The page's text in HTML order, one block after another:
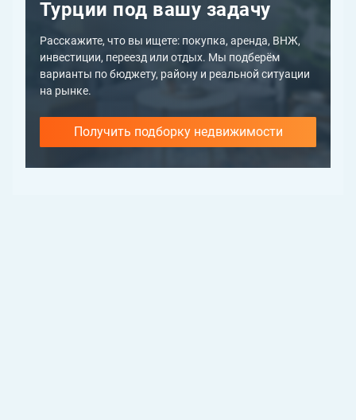
Турции под вашу задачу
Расскажите, что вы ищете: покупка, аренда, ВНЖ,
инвестиции, переезд или отдых. Мы подберём
варианты по бюджету, району и реальной ситуации
на рынке.
Получить подборку недвижимости